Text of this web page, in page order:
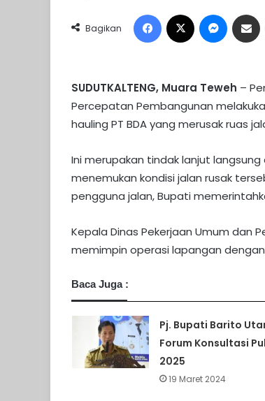
Bagikan
Facebook
SUDUTKALTENG, Muara Teweh –
Percepatan Pembangunan
hauling PT BDA yang merusak ruas
Ini merupakan tindak lanjut
menemukan kondisi jalan rusak
pengguna jalan, Bupati
Kepala Dinas Pekerjaan Umum dan
memimpin operasi lapangan
Baca Juga :
Pj. Bupati Barito
Forum Konsultasi
2025
19 Maret 2024